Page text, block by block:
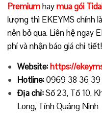
Premiumhaymua gói
lượng thì EKEYMS chính
nên bỏ qua. Liên hệ ngay
phí và nhận báo giá chi tiết!
Website:https://
Hotline:0969 38 36 39
Địa chỉ:Số 23, Tổ 10,
Long, Tỉnh Quảng Ninh